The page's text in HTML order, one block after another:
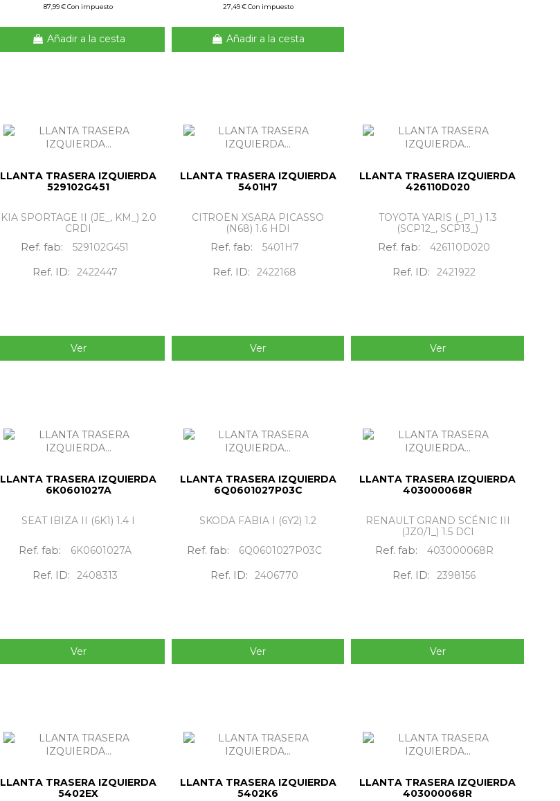
87,99 € Con impuesto
Añadir a la cesta
27,49 € Con impuesto
Añadir a la cesta
LLANTA TRASERA IZQUIERDA
529102G451
KIA SPORTAGE II (JE_, KM_) 2.0
CRDI
Ref. fab: 529102G451
Ref. ID: 2422447
Ver
LLANTA TRASERA IZQUIERDA
5401H7
CITROËN XSARA PICASSO
(N68) 1.6 HDI
Ref. fab: 5401H7
Ref. ID: 2422168
Ver
LLANTA TRASERA IZQUIERDA
426110D020
TOYOTA YARIS (_P1_) 1.3
(SCP12_, SCP13_)
Ref. fab: 426110D020
Ref. ID: 2421922
Ver
LLANTA TRASERA IZQUIERDA
6K0601027A
SEAT IBIZA II (6K1) 1.4 I
Ref. fab: 6K0601027A
Ref. ID: 2408313
Ver
LLANTA TRASERA IZQUIERDA
6Q0601027P03C
SKODA FABIA I (6Y2) 1.2
Ref. fab: 6Q0601027P03C
Ref. ID: 2406770
Ver
LLANTA TRASERA IZQUIERDA
403000068R
RENAULT GRAND SCÉNIC III
(JZ0/1_) 1.5 DCI
Ref. fab: 403000068R
Ref. ID: 2398156
Ver
LLANTA TRASERA IZQUIERDA
5402EX
LLANTA TRASERA IZQUIERDA
5402K6
LLANTA TRASERA IZQUIERDA
403000068R